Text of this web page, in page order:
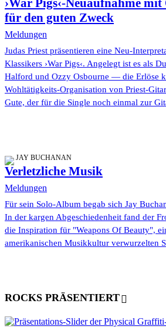
›War Pigs‹-Neuaufnahme
für den guten Zweck
Meldungen
Judas Priest präsentieren eine Neu-
Klassikers ›War Pigs‹. Angelegt ist es als
Halford und Ozzy Osbourne — die Erlöse
Wohltätigkeits-Organisation von Priest-
Gute, der für die Single noch einmal zur
JAY BUCHANAN
Verletzliche Musik
Meldungen
Für sein Solo-Album begab sich Jay
In der kargen Abgeschiedenheit fand der
die Inspiration für "Weapons Of Beauty",
amerikanischen Musikkultur verwurzelten
ROCKS PRÄSENTIERT